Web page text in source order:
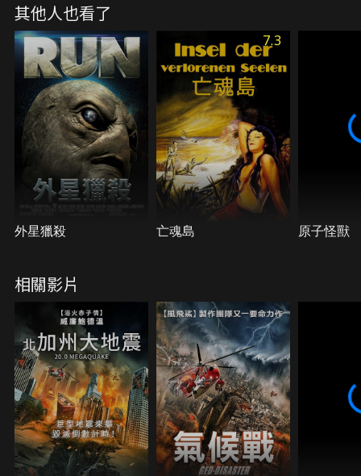
內不擇手段地讓自己活下去...。
其他人也看了
外星獵殺
7.3
亡魂島 原子怪獸
相關影片